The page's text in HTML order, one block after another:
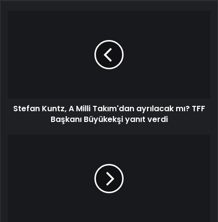
Stefan Kuntz, A Milli Takım'dan ayrılacak mı? TFF
Başkanı Büyükekşi yanıt verdi